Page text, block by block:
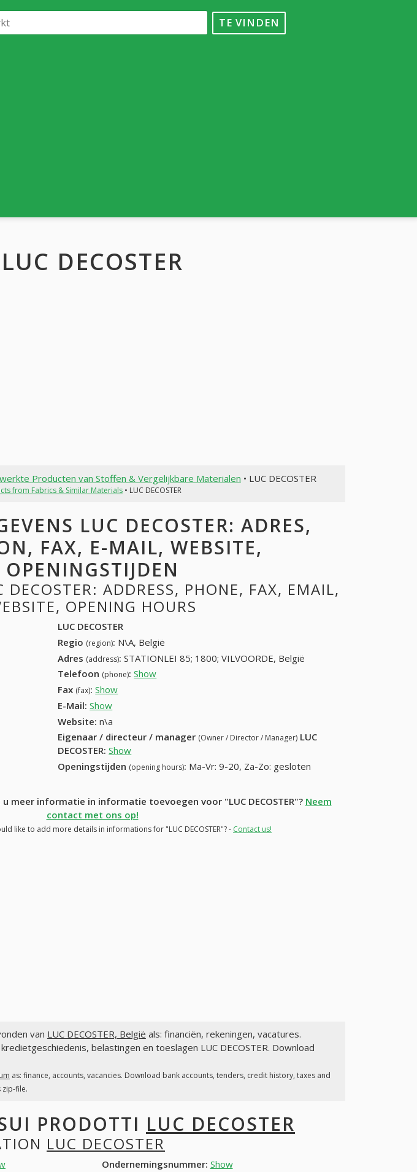
TE VINDEN
LUC DECOSTER
Producten van Stoffen & Vergelijkbare Materialen • LUC DECOSTER
from Fabrics & Similar Materials• LUC DECOSTER
LUC DECOSTER: ADRES,
FAX, E-MAIL, WEBSITE,
OPENINGSTIJDEN
ADDRESS, PHONE, FAX, EMAIL,
OPENING HOURS
LUC DECOSTER
Regio (region): N\A, België
Adres (address): STATIONLEI 85; 1800; VILVOORDE, België
Telefoon (phone): Show
Fax (fax): Show
E-Mail: Show
Website: n\a
Eigenaar / directeur / manager (Owner / Director / Manager) LUC
DECOSTER: Show
Openingstijden (opening hours): Ma-Vr: 9-20, Za-Zo: gesloten
meer informatie in informatie toevoegen voor "LUC DECOSTER"? Neem
contact met ons op!
like to add more details in informations for "LUC DECOSTER"? - Contact us!
van LUC DECOSTER, België als: financiën, rekeningen, vacatures.
belastingen en toeslagen LUC DECOSTER. Download
as: finance, accounts, vacancies. Download bank accounts, tenders, credit history, taxes and
zip-file.
PRODOTTI LUC DECOSTER
LUC DECOSTER
Ondernemingsnummer: Show